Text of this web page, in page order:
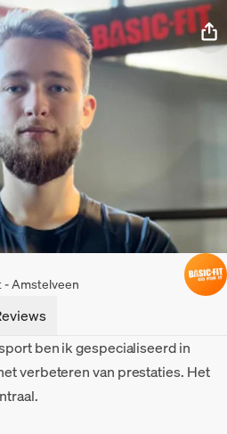
- Amstelveen
ben ik gespecialiseerd in
verbeteren van prestaties. Het